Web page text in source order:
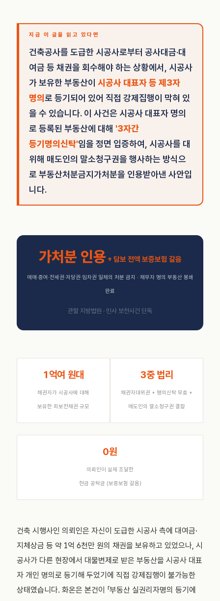
지금 이 글을 읽고 있다면
건축공사를 도급한 시공사로부터 공사대금·대
여금 등 채권을 회수해야 하는 상황에서, 시공사
가 보유한 부동산이 시공사 대표자 등 제3자
명의로 등기되어 있어 직접 강제집행이 막혀 있
을 수 있습니다. 이 사건은 시공사 대표자 명의
로 등록된 부동산에 대해 '3자간
등기명의신탁'임을 정면 입증하여, 시공사를 대
위해 매도인의 말소청구권을 행사하는 방식으
로 부동산처분금지가처분을 인용받아낸 사안입
니다.
가처분 인용 + 담보 전액 보증보험 갈음
매매·증여·전세권·저당권·임차권 일체의 처분 금지 · 채무자 명의 부동산 봉쇄
완료
관할 지방법원 · 민사 보전사건 단독
1억여 원대
채권자가 시공사에 대해
보유한 피보전채권 규모
3중 법리
채권자대위권 + 명의신탁 무효 +
매도인의 말소청구권 결합
0원
의뢰인이 실제 조달한
현금 공탁금 (보증보험 갈음)
건축 시행사인 의뢰인은 자신이 도급한 시공사 측에 대여금·
지체상금 등 약 1억 6천만 원의 채권을 보유하고 있었으나, 시
공사가 다른 현장에서 대물변제로 받은 부동산을 시공사 대표
자 개인 명의로 등기해 두었기에 직접 강제집행이 불가능한
상태였습니다. 화온은 본건이 「부동산 실권리자명의 등기에